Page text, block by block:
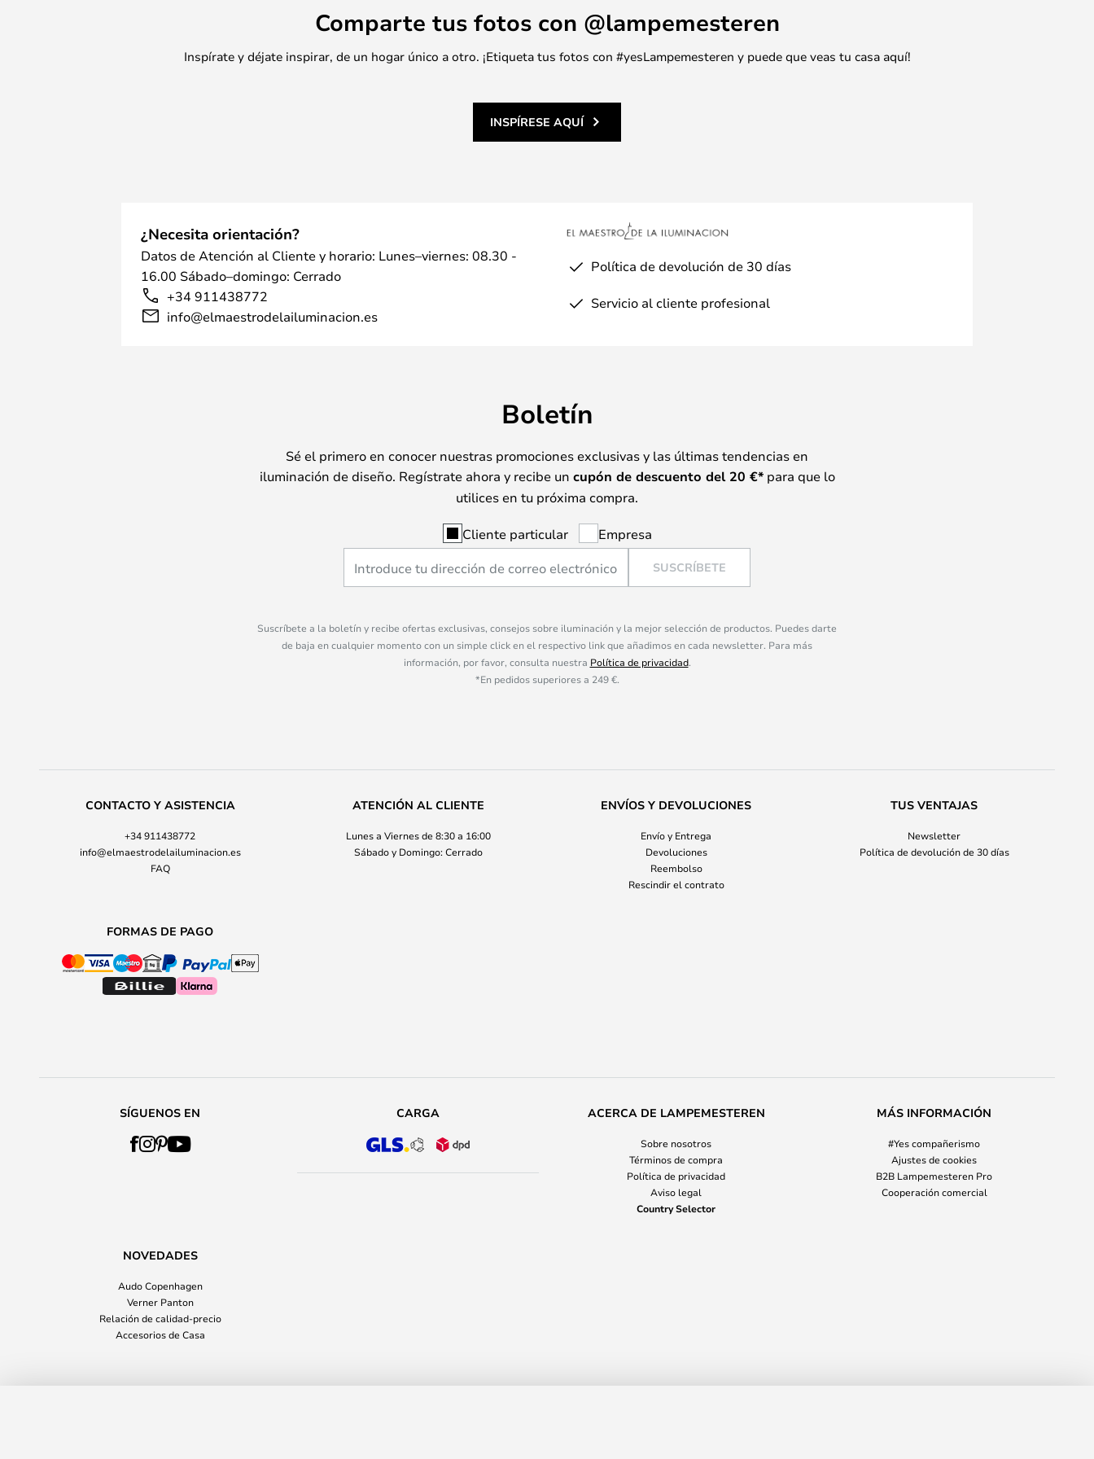
Comparte tus fotos con @lampemesteren
Inspírate y déjate inspirar, de un hogar único a otro. ¡Etiqueta tus fotos con #yesLampemesteren y puede que veas tu casa aquí!
INSPÍRESE AQUÍ
¿Necesita orientación?
Datos de Atención al Cliente y horario: Lunes–viernes: 08.30 -
16.00 Sábado–domingo: Cerrado
+34 911438772
info@elmaestrodelailuminacion.es
Política de devolución de 30 días
Servicio al cliente profesional
Boletín
Sé el primero en conocer nuestras promociones exclusivas y las últimas tendencias en
iluminación de diseño. Regístrate ahora y recibe un cupón de descuento del 20 €*para que lo
utilices en tu próxima compra.
Cliente particular Empresa
SUSCRÍBETE
Suscríbete a la boletín y recibe ofertas exclusivas, consejos sobre iluminación y la mejor selección de productos. Puedes darte
de baja en cualquier momento con un simple click en el respectivo link que añadimos en cada newsletter. Para más
información, por favor, consulta nuestra Política de privacidad.
*En pedidos superiores a 249 €.
CONTACTO Y ASISTENCIA
+34 911438772
info@elmaestrodelailuminacion.es
FAQ
ATENCIÓN AL CLIENTE
Lunes a Viernes de 8:30 a 16:00
Sábado y Domingo: Cerrado
ENVÍOS Y DEVOLUCIONES
Envío y Entrega
Devoluciones
Reembolso
Rescindir el contrato
TUS VENTAJAS
Newsletter
Política de devolución de 30 días
FORMAS DE PAGO
SÍGUENOS EN CARGA ACERCA DE LAMPEMESTEREN
Sobre nosotros
Términos de compra
Política de privacidad
Aviso legal
Country Selector
MÁS INFORMACIÓN
#Yes compañerismo
Ajustes de cookies
B2B Lampemesteren Pro
Cooperación comercial
NOVEDADES
Audo Copenhagen
Verner Panton
Relación de calidad-precio
Accesorios de Casa